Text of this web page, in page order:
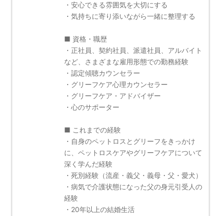
・安心できる雰囲気を大切にする
・気持ちに寄り添いながら一緒に整理する
■ 資格・職歴
・正社員、契約社員、派遣社員、アルバイト
など、さまざまな雇用形態での勤務経験
・認定傾聴カウンセラー
・グリーフケア心理カウンセラー
・グリーフケア・アドバイザー
・心のサポーター
■ これまでの経験
・自身のペットロスとグリーフをきっかけ
に、ペットロスケアやグリーフケアについて
深く学んだ経験
・死別経験（流産・義父・義母・父・愛犬）
・病気で介護状態になった父の身元引受人の
経験
・20年以上の結婚生活